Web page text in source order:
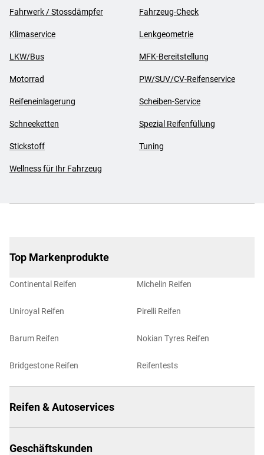
Fahrwerk / Stossdämpfer Fahrzeug-Check
Klimaservice Lenkgeometrie
LKW/Bus MFK-Bereitstellung
Motorrad PW/SUV/CV-Reifenservice
Reifeneinlagerung Scheiben-Service
Schneeketten Spezial Reifenfüllung
Stickstoff Tuning
Wellness für Ihr Fahrzeug
Top Markenprodukte
Continental Reifen
Uniroyal Reifen
Barum Reifen
Bridgestone Reifen
Michelin Reifen
Pirelli Reifen
Nokian Tyres Reifen
Reifentests
Reifen & Autoservices
Geschäftskunden